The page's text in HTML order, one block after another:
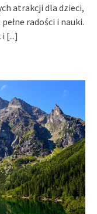
atrakcji dla dzieci,
radości i nauki.
i [...]